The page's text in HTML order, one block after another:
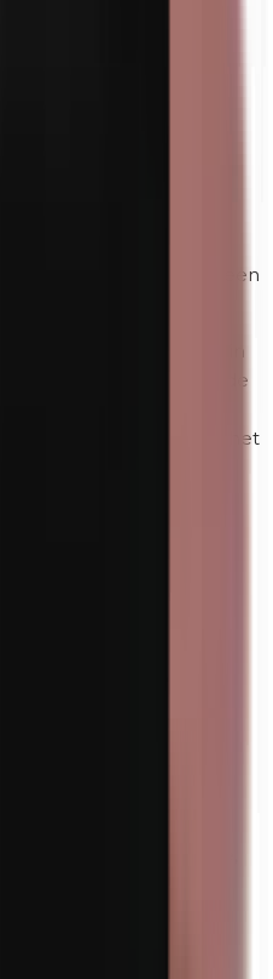
|
aan voor een
en betere dekking!
volgorde je de kleuren in
heeft een spiegel aan de
voor het snel
Door de magneten in het
vastzitten.